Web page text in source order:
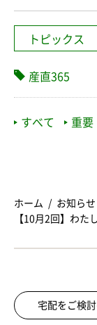
トピックス
産直365
すべて 重要
ホーム お知らせ
【10月2回】わた
宅配をご検